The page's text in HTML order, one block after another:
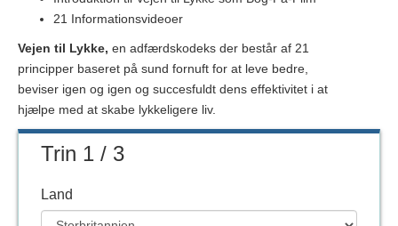
21 Informationsvideoer
Vejen til Lykke, en adfærdskodeks der består af 21
principper baseret på sund fornuft for at leve bedre,
beviser igen og igen og succesfuldt dens effektivitet i at
hjælpe med at skabe lykkeligere liv.
Trin 1 / 3
Land